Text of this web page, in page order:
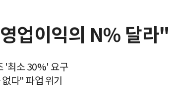
업이익의 N% 달라"
'최소 30%' 요구
다" 파업 위기